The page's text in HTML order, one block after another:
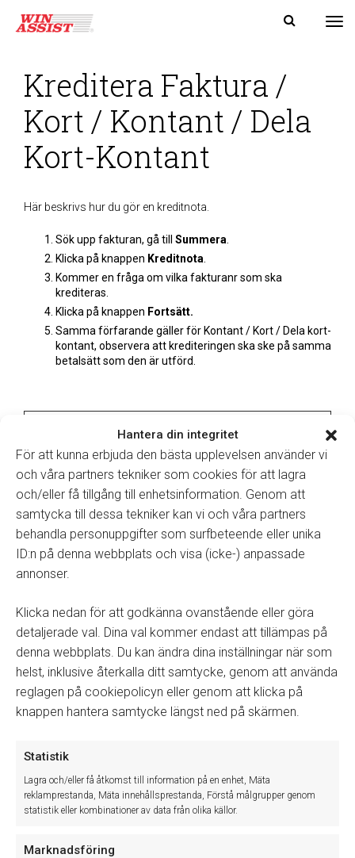
Hantera din integritet
För att kunna erbjuda den bästa upplevelsen använder vi
och våra partners tekniker som cookies för att lagra
och/eller få tillgång till enhetsinformation. Genom att
samtycka till dessa tekniker kan vi och våra partners
behandla personuppgifter som surfbeteende eller unika
ID:n på denna webbplats och visa (icke-) anpassade
annonser.
Klicka nedan för att godkänna ovanstående eller göra
detaljerade val. Dina val kommer endast att tillämpas på
denna webbplats. Du kan ändra dina inställningar när som
helst, inklusive återkalla ditt samtycke, genom att använda
reglagen på cookiepolicyn eller genom att klicka på
knappen hantera samtycke längst ned på skärmen.
Statistik
Lagra och/eller få åtkomst till information på en enhet, Mäta
reklamprestanda, Mäta innehållsprestanda, Förstå målgrupper genom
statistik eller kombinationer av data från olika källor.
Marknadsföring
Kreditera Faktura /
Kort / Kontant / Dela
Kort-Kontant
Här beskrivs hur du gör en kreditnota.
Sök upp fakturan, gå till Summera
Klicka på knappen Kreditnota
Kommer en fråga om vilka fakturanr som ska
krediteras.
Klicka på knappen Fortsätt.
Samma förfarande gäller för Kontant / Kort / Dela kort-
kontant, observera att krediteringen ska ske på samma
betalsätt som den är utförd.
Kredit som görs på en faktura ska bokföras bort
gentemot debet faktura i Kundreskontra som
felfakturerat.
Se film
Kreditera en faktura i Winassist
verkstad
Winassist System AB
som effektiviserar det dagliga arbetet inom den svenska
fordonsbranschen. Med våra system och tjänster hjälper vi våra
kunder till mer lönsam och effektivare verksamhet.
Sekretessinformation